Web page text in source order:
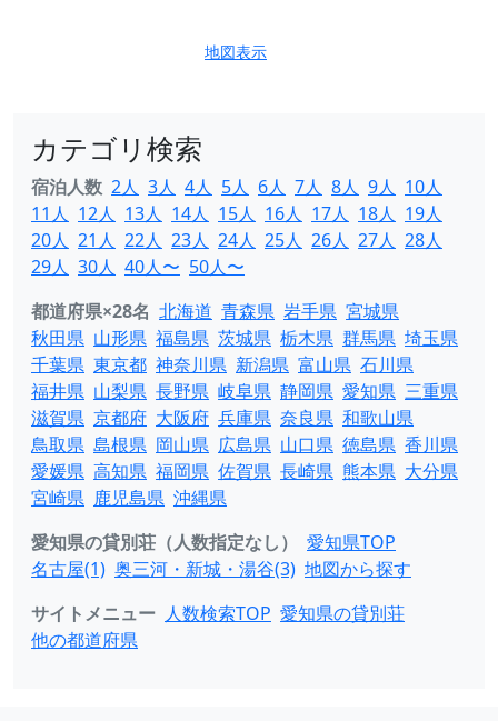
地図表示
カテゴリ検索
宿泊人数 2人 3人 4人 5人 6人 7人 8人 9人 10人
11人 12人 13人 14人 15人 16人 17人 18人 19人
20人 21人 22人 23人 24人 25人 26人 27人 28人
29人 30人 40人〜 50人〜
都道府県×28名 北海道 青森県 岩手県 宮城県
秋田県 山形県 福島県 茨城県 栃木県 群馬県 埼玉県
千葉県 東京都 神奈川県 新潟県 富山県 石川県
福井県 山梨県 長野県 岐阜県 静岡県 愛知県 三重県
滋賀県 京都府 大阪府 兵庫県 奈良県 和歌山県
鳥取県 島根県 岡山県 広島県 山口県 徳島県 香川県
愛媛県 高知県 福岡県 佐賀県 長崎県 熊本県 大分県
宮崎県 鹿児島県 沖縄県
愛知県の貸別荘（人数指定なし）
愛知県TOP
名古屋(1) 奥三河・新城・湯谷(3) 地図から探す
サイトメニュー 人数検索TOP 愛知県の貸別荘
他の都道府県